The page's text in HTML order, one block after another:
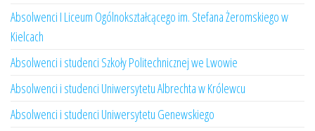
Absolwenci I Liceum Ogólnokształcącego im. Stefana Żeromskiego w
Kielcach
Absolwenci i studenci Szkoły Politechnicznej we Lwowie
Absolwenci i studenci Uniwersytetu Albrechta w Królewcu
Absolwenci i studenci Uniwersytetu Genewskiego